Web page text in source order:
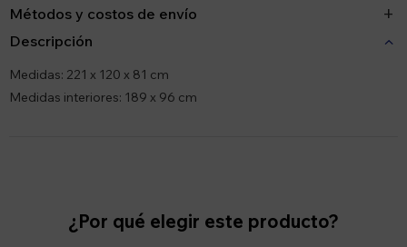
Métodos y costos de envío
Descripción
Medidas: 221 x 120 x 81 cm
Medidas interiores: 189 x 96 cm
¿Por qué elegir este producto?